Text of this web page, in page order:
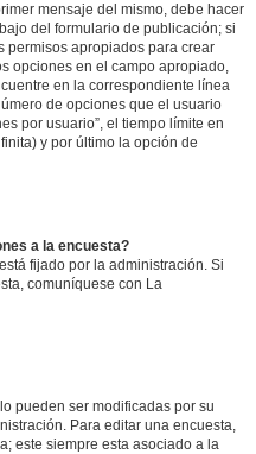
mensaje del mismo, debe hacer
del formulario de publicación; si
permisos apropiados para crear
opciones en el campo apropiado,
en la correspondiente línea
de opciones que el usuario
por usuario”, el tiempo límite en
y por último la opción de
a la encuesta?
fijado por la administración. Si
comuníquese con La
pueden ser modificadas por su
Para editar una encuesta,
este siempre esta asociado a la